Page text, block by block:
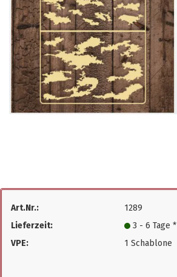
Art.Nr.:
1289
Lieferzeit:
3 - 6 Tage *
VPE:
1 Schablone